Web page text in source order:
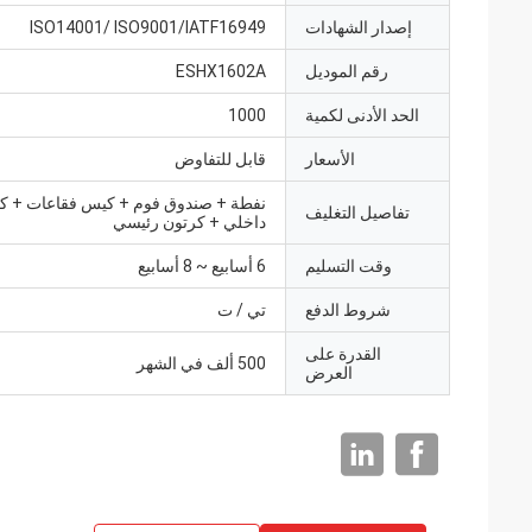
إصدار الشهادات ISO14001/ ISO9001/IATF16949
رقم الموديل ESHX1602A
الحد الأدنى لكمية 1000
الأسعار قابل للتفاوض
تفاصيل التغليف
نفطة + صندوق فوم + كيس فقاعات +
داخلي + كرتون رئيسي
وقت التسليم 6 أسابيع ~ 8 أسابيع
شروط الدفع تي / ت
القدرة على
العرض
500 ألف في الشهر